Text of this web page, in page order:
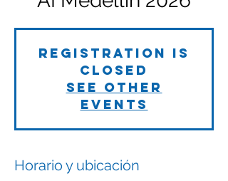
Registration is
closed
See other
events
Horario y ubicación